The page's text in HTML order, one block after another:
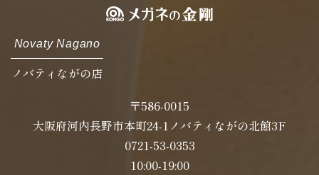
Novaty Nagano
ノバティながの店
〒586-0015
大阪府河内長野市本町24-1ノバティながの北館3F
0721-53-0353
10:00-19:00